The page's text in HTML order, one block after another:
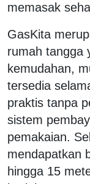
memasak
GasKita
rumah tangga
kemudahan,
tersedia
praktis tanpa
sistem
pemakaian.
mendapatkan
hingga 15